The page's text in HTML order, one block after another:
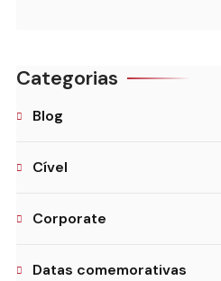
Categorias
Blog
Cível
Corporate
Datas comemorativas